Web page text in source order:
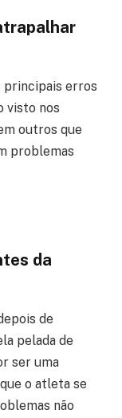
principais erros
visto nos
outros que
problemas
da
de
pelada de
ser uma
o atleta se
não